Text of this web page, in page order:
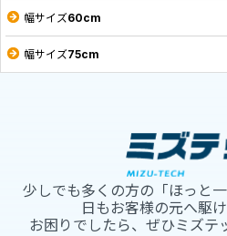
幅サイズ60cm
幅サイズ75cm
少しでも多くの方の「ほっと
日もお客様の元へ駆
お困りでしたら、ぜひミズテ